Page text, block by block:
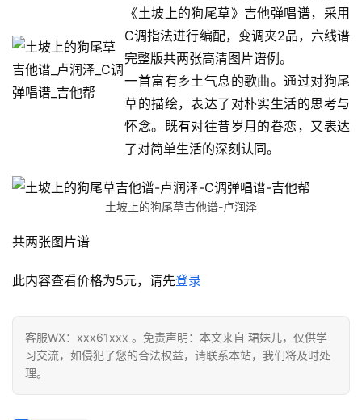
《土坡上的狗尾草》吉他弹唱谱，采用
C调指法进行编配，变调夹2品，六线谱
完整版共两张高清图片谱例。
一首富有乡土气息的歌曲。通过对狗尾
草的描绘，表达了对朴实生活的思考与
怀念。既有对往昔岁月的眷恋，又表达
了对简单生活的深刻认同。
土坡上的狗尾草吉他谱-卢润泽
共两张图片谱
此内容查看价格为5元，请先登录
客服WX：xxx61xxx 。免责声明：本文来自 珺妹儿，仅供学
习交流，如侵犯了您的合法权益，请联系本站，我们将及时处
理。